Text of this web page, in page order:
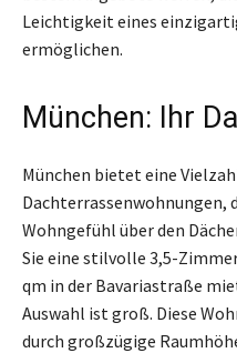
Leichtigkeit eines
ermöglichen.
München: Ihr
München bietet eine
Dachterrassenwohnungen,
Wohngefühl über den
Sie eine stilvolle 3,5-
qm in der Bavariastraße
Auswahl ist groß. Diese
durch großzügige